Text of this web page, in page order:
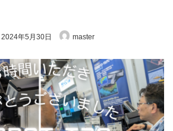
最
新
日
時
:
2024年5月30日 master